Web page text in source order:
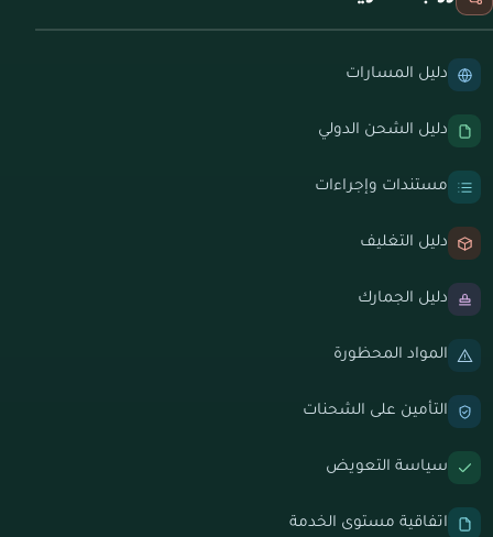
دليل المسارات
دليل الشحن الدولي
مستندات وإجراءات
دليل التغليف
دليل الجمارك
المواد المحظورة
التأمين على الشحنات
سياسة التعويض
اتفاقية مستوى الخدمة